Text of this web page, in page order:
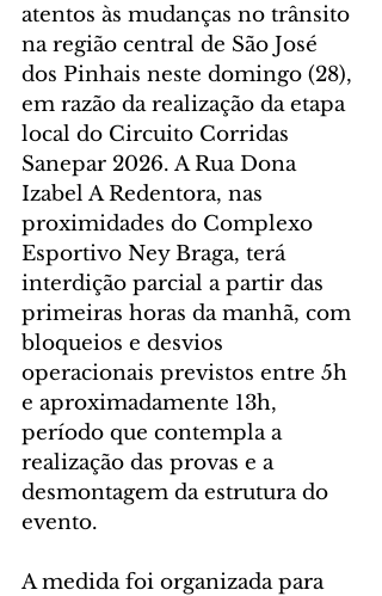
atentos às mudanças no trânsito
na região central de São José
dos Pinhais neste domingo (28),
em razão da realização da etapa
local do Circuito Corridas
Sanepar 2026. A Rua Dona
Izabel A Redentora, nas
proximidades do Complexo
Esportivo Ney Braga, terá
interdição parcial a partir das
primeiras horas da manhã, com
bloqueios e desvios
operacionais previstos entre 5h
e aproximadamente 13h,
período que contempla a
realização das provas e a
desmontagem da estrutura do
evento.
A medida foi organizada para